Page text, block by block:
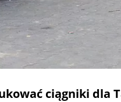
ciągniki dla